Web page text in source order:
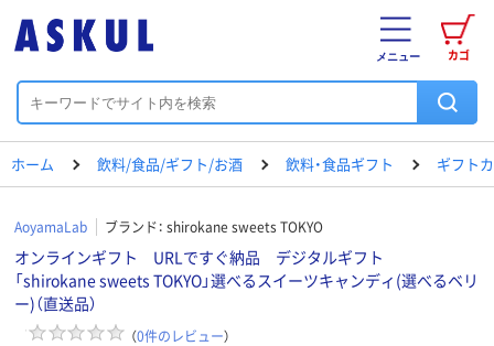
カゴ
メニュー
ホーム 飲料/食品/ギフト/お酒 飲料・食品ギフト ギフト
AoyamaLab ブランド： shirokane sweets TOKYO
オンラインギフト URLですぐ納品 デジタルギフト
「shirokane sweets TOKYO」選べるスイーツキャンディ(選べるベリ
ー)（直送品）
（0件のレビュー）